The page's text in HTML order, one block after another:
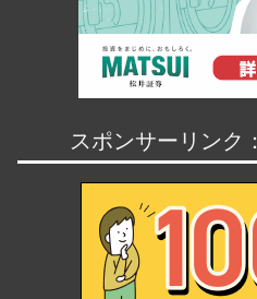
スポンサーリンク